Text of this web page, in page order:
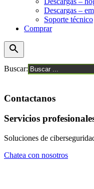
Descargas –
Soporte técnico
Comprar
Buscar:
Contactanos
Servicios
Soluciones de
Chatea con nosotros